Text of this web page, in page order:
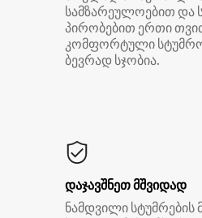
სამზარეულოებით და
პირობებით ერთი
კომფორტული
ბევრად სჯობია.
დაჯავშნეთ მშვიდად
ნამდვილი სტუმრების